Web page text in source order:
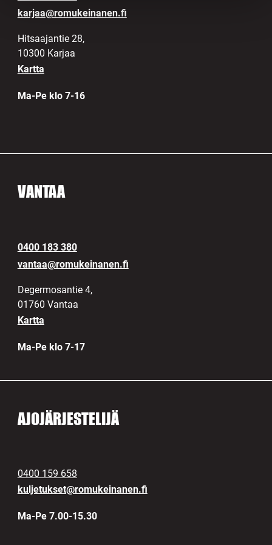
karjaa@romukeinanen.fi
Hitsaajantie 28,
10300 Karjaa
Kartta
Ma-Pe klo 7-16
VANTAA
0400 183 380
vantaa@romukeinanen.fi
Degermosantie 4,
01760 Vantaa
Kartta
Ma-Pe klo 7-17
AJOJÄRJESTELIJÄ
0400 159 658
kuljetukset@romukeinanen.fi
Ma-Pe 7.00-15.30